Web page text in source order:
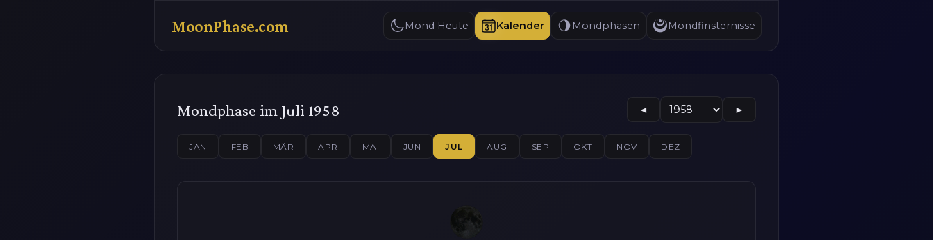
MoonPhase.com Mond Heute Kalender Mondphasen Mondfinsternisse
Mondphase im Juli 1958 ◄ ►
JAN FEB MÄR APR MAI JUN JUL AUG SEP OKT NOV DEZ